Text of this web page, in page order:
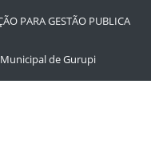
PARA GESTÃO PUBLICA
de Gurupi